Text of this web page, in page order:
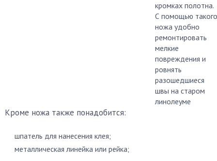
кромках полотна.
С помощью такого
ножа удобно
ремонтировать
мелкие
повреждения и
ровнять
разошедшиеся
швы на старом
линолеуме
Кроме ножа также понадобится:
шпатель для нанесения клея;
металлическая линейка или рейка;